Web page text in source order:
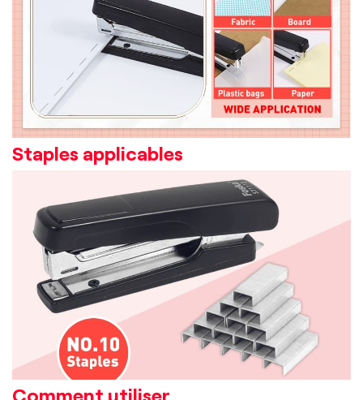
Staples applicables
Comment utiliser